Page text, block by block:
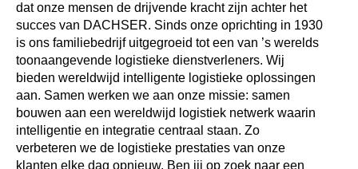
dat onze mensen de drijvende kracht zijn achter het
succes van DACHSER. Sinds onze oprichting in 1930
is ons familiebedrijf uitgegroeid tot een van ’s werelds
toonaangevende logistieke dienstverleners. Wij
bieden wereldwijd intelligente logistieke oplossingen
aan. Samen werken we aan onze missie: samen
bouwen aan een wereldwijd logistiek netwerk waarin
intelligentie en integratie centraal staan. Zo
verbeteren we de logistieke prestaties van onze
klanten elke dag opnieuw. Ben jij op zoek naar een